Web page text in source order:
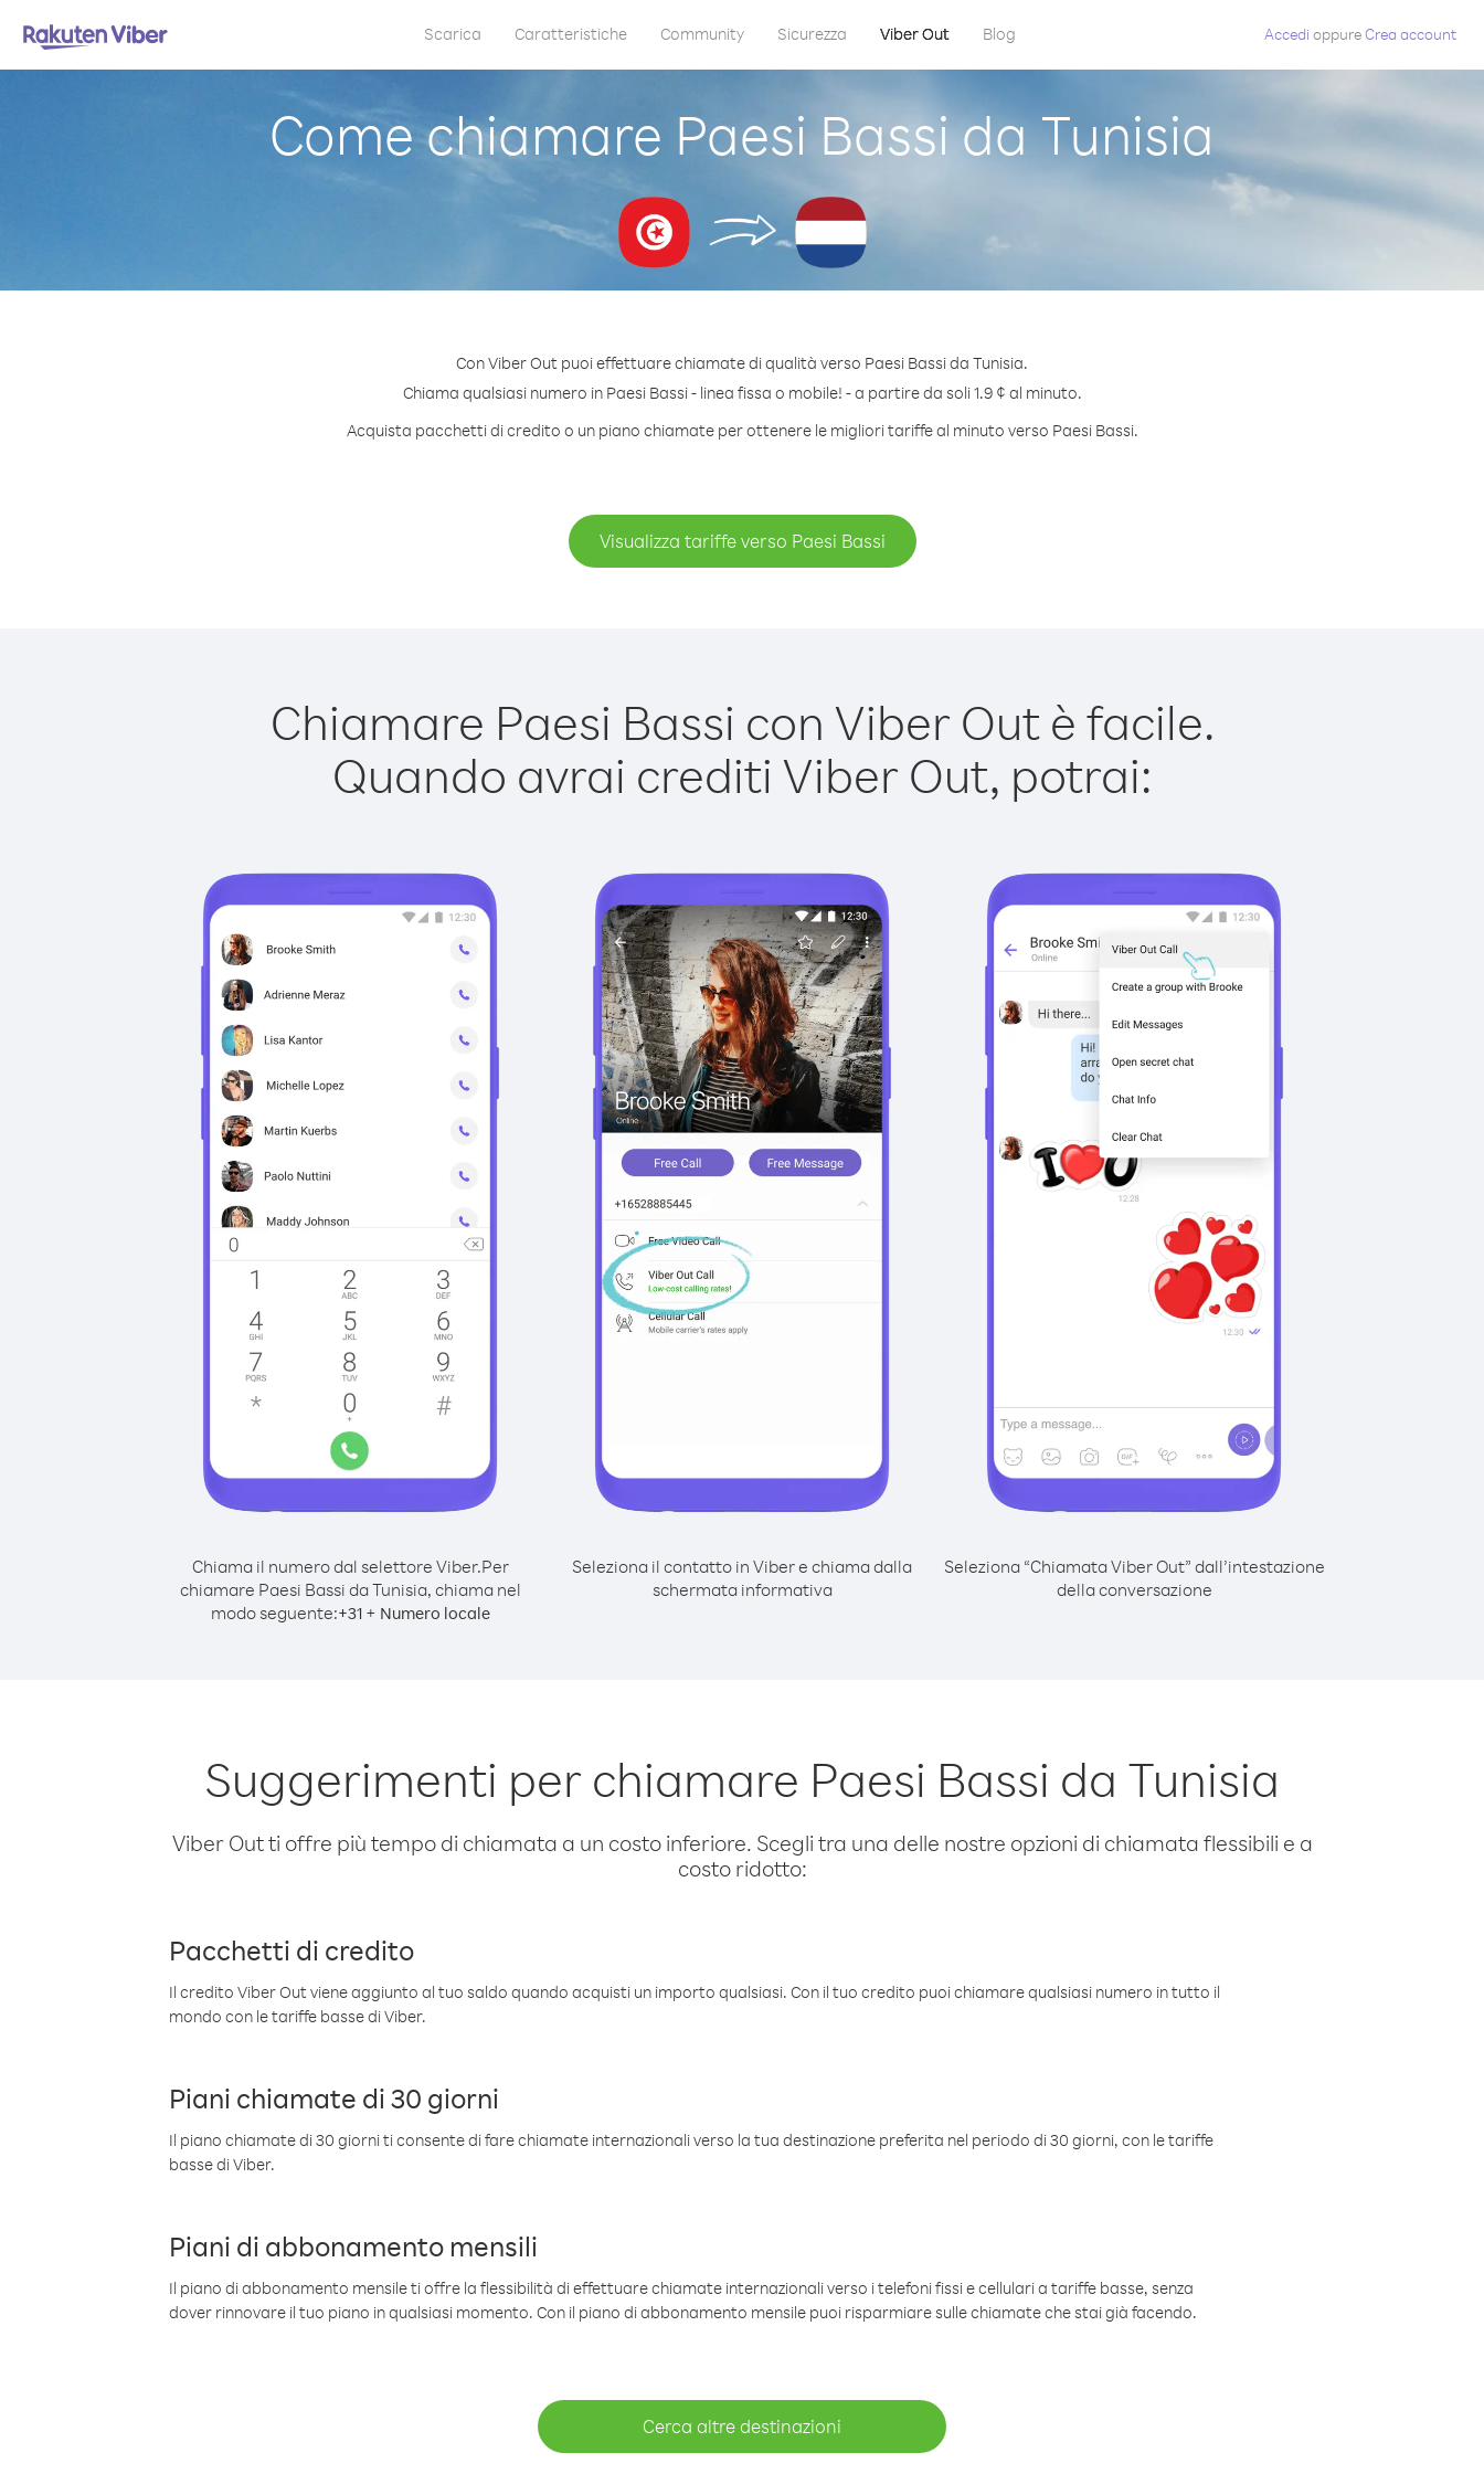
Scarica Caratteristiche Community Sicurezza Viber Out Blog Accedi oppureCrea account
Come chiamare Paesi Bassi da Tunisia
Con Viber Out puoi effettuare chiamate di qualità verso Paesi Bassi da Tunisia.
Chiama qualsiasi numero in Paesi Bassi - linea fissa o mobile! - a partire da soli 1.9 ¢ al minuto.
Acquista pacchetti di credito o un piano chiamate per ottenere le migliori tariffe al minuto verso Paesi Bassi.
Visualizza tariffe verso Paesi Bassi
Chiamare Paesi Bassi con Viber Out è facile.
Quando avrai crediti Viber Out, potrai:
Chiama il numero dal selettore Viber.Per
chiamare Paesi Bassi da Tunisia, chiama nel
modo seguente:+31+ Numero locale
Seleziona il contatto in Viber e chiama dalla
schermata informativa
Seleziona “Chiamata Viber Out” dall’intestazione
della conversazione
Suggerimenti per chiamare Paesi Bassi da Tunisia
Viber Out ti offre più tempo di chiamata a un costo inferiore. Scegli tra una delle nostre opzioni di chiamata flessibili e a
costo ridotto:
Pacchetti di credito
Il credito Viber Out viene aggiunto al tuo saldo quando acquisti un importo qualsiasi. Con il tuo credito puoi chiamare qualsiasi numero in tutto il
mondo con le tariffe basse di Viber.
Piani chiamate di 30 giorni
Il piano chiamate di 30 giorni ti consente di fare chiamate internazionali verso la tua destinazione preferita nel periodo di 30 giorni, con le tariffe
basse di Viber.
Piani di abbonamento mensili
Il piano di abbonamento mensile ti offre la flessibilità di effettuare chiamate internazionali verso i telefoni fissi e cellulari a tariffe basse, senza
dover rinnovare il tuo piano in qualsiasi momento. Con il piano di abbonamento mensile puoi risparmiare sulle chiamate che stai già facendo.
Cerca altre destinazioni